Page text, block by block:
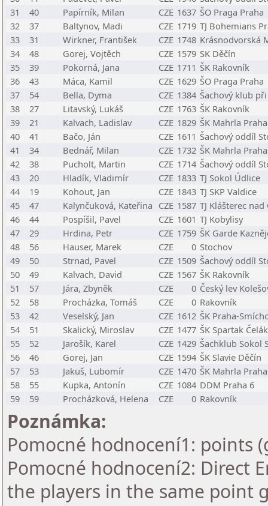
31
40 Papírník, Milan CZE 1637 ŠO Praga Praha
32
37 Baltynov, Madi CZE 1719 TJ Bohemians
33
31 Wirkner, František CZE 1748 Krásnodvorská
34
48 Gorej, Vojtěch CZE 1579 SK Děčín
35
39 Pokorná, Jana CZE 1711 ŠK Rakovník
36
43 Máca, Kamil CZE 1629 ŠO Praga Praha
37
54 Bella, Dyma CZE 1384 Šachový klub
38
27 Litavský, Lukáš CZE 1763 ŠK Rakovník
39
21 Kalvach, Ladislav CZE 1829 ŠK Mahrla
40
41 Bačo, Ján CZE 1611 Šachový oddíl
41
34 Bednář, Milan CZE 1732 ŠK Mahrla
42
38 Pucholt, Martin CZE 1714 Šachový oddíl
43
20 Hladík, Vladimír CZE 1833 TJ Sokol Údlice
44
19 Kohout, Jan CZE 1843 TJ SKP Valdice
45
47 Kalynčuková, Kateřina CZE 1587 TJ Klášterec nad
46
44 Pospíšil, Pavel CZE 1601 TJ Kobylisy
47
29 Hrdina, Petr CZE 1759 ŠK Garde
48
56 Hauser, Marek CZE 0 Stochov
49
50 Strnad, Pavel CZE 1509 Šachový oddíl
50
49 Kalvach, David CZE 1567 ŠK Rakovník
51
57 Jára, Zbyněk CZE 0 Český lev
52
58 Procházka, Tomáš CZE 0 Rakovník
53
42 Veselský, Jan CZE 1612 ŠK Praha-
54
51 Skalický, Miroslav CZE 1477 ŠK Spartak
55
52 Jarošík, Karel CZE 1429 Šachklub Sokol
56
46 Gorej, Jan CZE 1594 ŠK Slavie Děčín
57
53 Jakuš, Lubomír CZE 1470 ŠK Mahrla
58
55 Kupka, Antonín CZE 1084 DDM Praha 6
59
59 Procházková, Helena CZE 0 Rakovník
Poznámka:
Pomocné hodnocení1: points
Pomocné hodnocení2: Direct
the players in the same point